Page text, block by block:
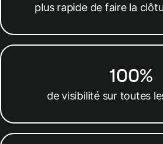
plus rapide de faire la
100%
de visibilité sur toutes